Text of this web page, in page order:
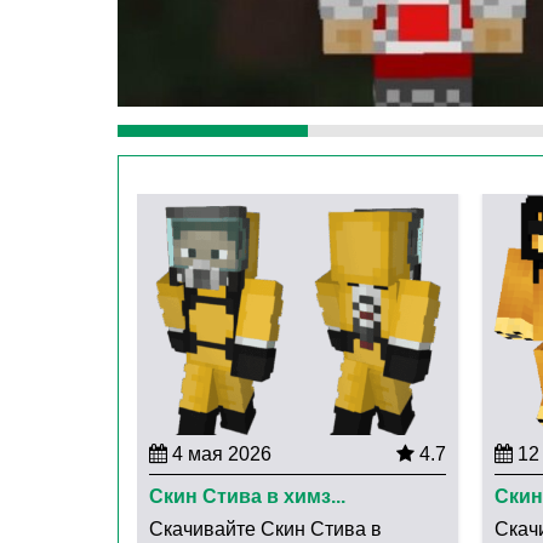
4 мая 2026 4.7
Скин Стива в химз...
Скачивайте Скин Стива в
12